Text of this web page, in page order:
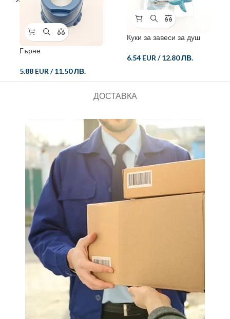
Гърне
5.88 EUR /11.50 ЛВ.
Куки за завеси за душ
6.54 EUR /12.80 ЛВ.
ДОСТАВКА